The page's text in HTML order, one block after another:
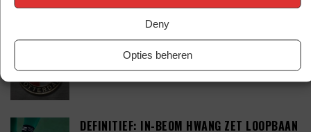
Deny
Opties beheren
‘SHAQUEEL VAN PERSIE BRENGT FEYENOORD
IETS EXTRA’S’
DEFINITIEF: IN-BEOM HWANG ZET LOOPBAAN